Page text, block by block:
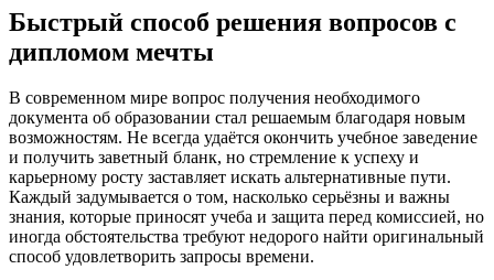
Быстрый способ решения вопросов с
дипломом мечты
В современном мире вопрос получения необходимого
документа об образовании стал решаемым благодаря новым
возможностям. Не всегда удаётся окончить учебное заведение
и получить заветный бланк, но стремление к успеху и
карьерному росту заставляет искать альтернативные пути.
Каждый задумывается о том, насколько серьёзны и важны
знания, которые приносят учеба и защита перед комиссией, но
иногда обстоятельства требуют недорого найти оригинальный
способ удовлетворить запросы времени.